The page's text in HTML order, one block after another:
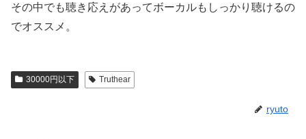
その中でも聴き応えがあってボーカルもしっかり聴けるの
でオススメ。
30000円以下 Truthear
ryuto